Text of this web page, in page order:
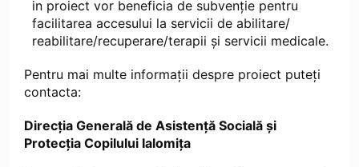
in proiect vor beneficia de subvenție pentru
facilitarea accesului la servicii de abilitare/
reabilitare/recuperare/terapii și servicii medicale.
Pentru mai multe informații despre proiect puteți
contacta:
Direcția Generală de Asistență Socială și
Protecția Copilului Ialomița